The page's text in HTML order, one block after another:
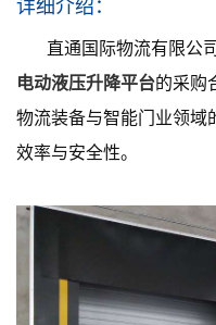
详细介绍：
直通国际物流有限公
电动液压升降平台的采购
物流装备与智能门业领域
效率与安全性。